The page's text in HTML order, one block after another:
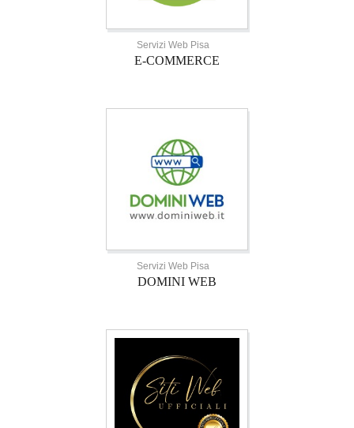
Servizi Web Pisa
E-COMMERCE
Servizi Web Pisa
DOMINI WEB